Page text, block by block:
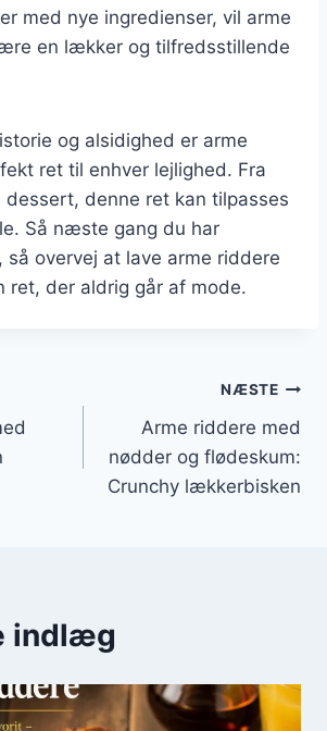
med nye ingredienser, vil arme
en lækker og tilfredsstillende
og alsidighed er arme
ret til enhver lejlighed. Fra
dessert, denne ret kan tilpasses
Så næste gang du har
så overvej at lave arme riddere
ret, der aldrig går af mode.
NÆSTE
Arme riddere med
nødder og flødeskum:
Crunchy lækkerbisken
indlæg